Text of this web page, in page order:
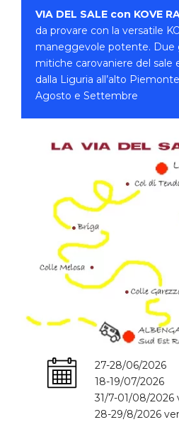
VIA DEL SALE con KOVE
da provare con la versatile
maneggevole potente. Due
mitiche carovaniere del sale
dalla Liguria all’alto
Agosto e Settembre
27-28/06/2026
18-19/07/2026
31/7-01/08/2026
28-29/8/2026